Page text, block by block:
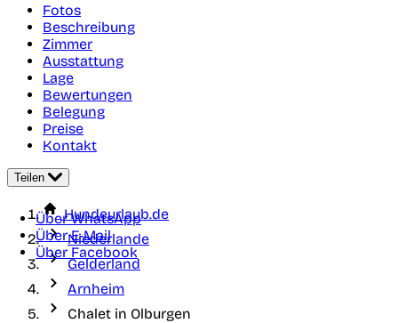
Fotos
Beschreibung
Zimmer
Ausstattung
Lage
Bewertungen
Belegung
Preise
Kontakt
Teilen
Über WhatsApp
Über E-Mail
Über Facebook
Hundeurlaub.de
Niederlande
Gelderland
Arnheim
Chalet in Olburgen